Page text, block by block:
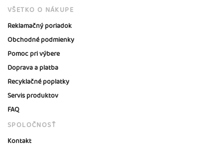
VŠETKO O NÁKUPE
Reklamačný poriadok
Obchodné podmienky
Pomoc pri výbere
Doprava a platba
Recyklačné poplatky
Servis produktov
FAQ
SPOLOČNOSŤ
Kontakt